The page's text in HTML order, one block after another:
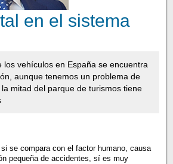
en el sistema
los vehículos en España se encuentra
aunque tenemos un problema de
mitad del parque de turismos tiene
se compara con el factor humano, causa
pequeña de accidentes, sí es muy